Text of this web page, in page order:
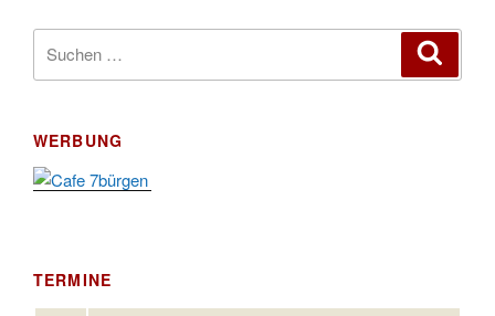
nach:
WERBUNG
TERMINE